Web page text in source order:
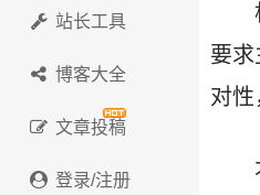
站长工具
博客大全
文章投稿
登录/注册
要
对性